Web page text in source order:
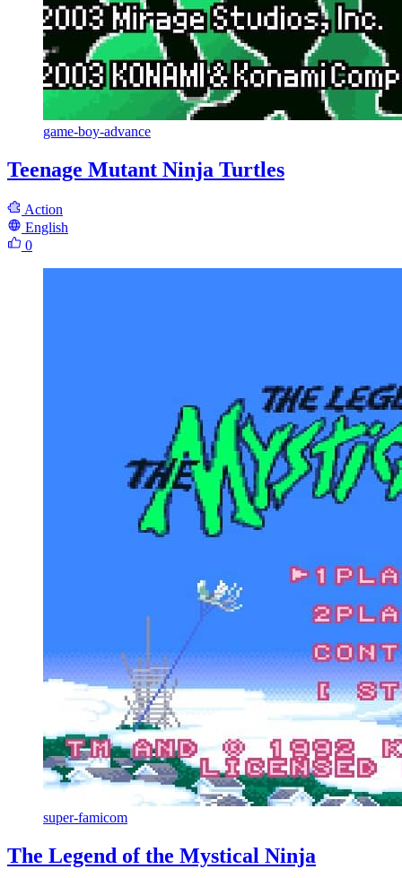
game-boy-advance
Teenage Mutant Ninja Turtles
Action
English
0
super-famicom
The Legend of the Mystical Ninja